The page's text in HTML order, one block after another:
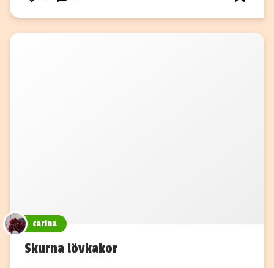
carina
Skurna lövkakor